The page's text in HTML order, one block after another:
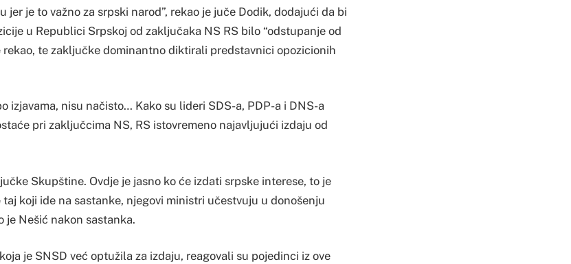
jer je to važno za srpski narod”, rekao je juče Dodik, dodajući da bi
u Republici Srpskoj od zaključaka NS RS bilo “odstupanje od
rekao, te zaključke dominantno diktirali predstavnici opozicionih
izjavama, nisu načisto… Kako su lideri SDS-a, PDP-a i DNS-a
pri zaključcima NS, RS istovremeno najavljujući izdaju od
Skupštine. Ovdje je jasno ko će izdati srpske interese, to je
koji ide na sastanke, njegovi ministri učestvuju u donošenju
je Nešić nakon sastanka.
je SNSD već optužila za izdaju, reagovali su pojedinci iz ove